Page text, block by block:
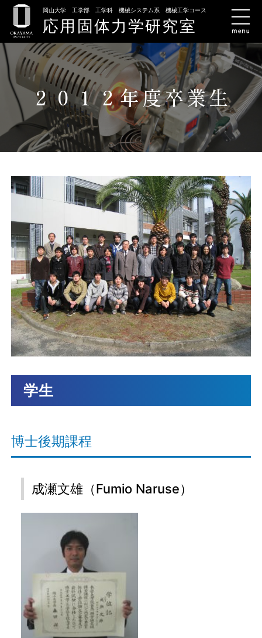
岡山大学 工学部 工学科 機械システム系 機械工学コース
応用固体力学研究室
２０１２年度卒業生
学生
博士後期課程
成瀬文雄（Fumio Naruse）